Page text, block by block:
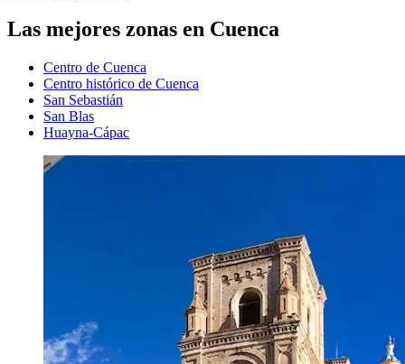
Las mejores zonas en Cuenca
Centro de Cuenca
Centro histórico de Cuenca
San Sebastián
San Blas
Huayna-Cápac